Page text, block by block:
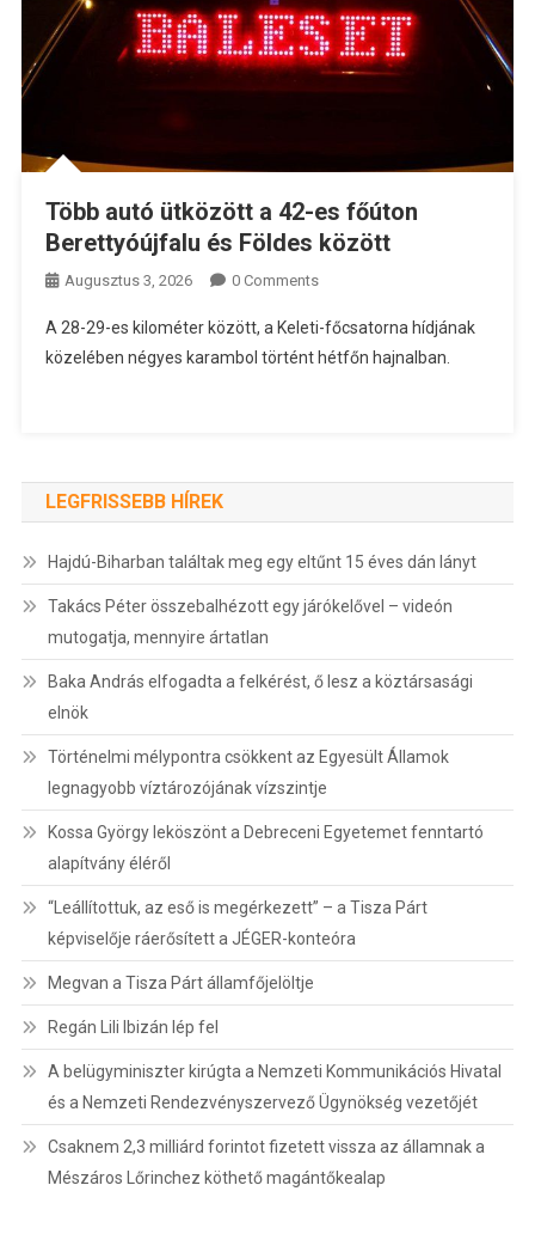
Több autó ütközött a 42-es főúton
Berettyóújfalu és Földes között
Augusztus 3, 2026 0 Comments
A 28-29-es kilométer között, a Keleti-főcsatorna hídjának
közelében négyes karambol történt hétfőn hajnalban.
LEGFRISSEBB HÍREK
Hajdú-Biharban találtak meg egy eltűnt 15 éves dán lányt
Takács Péter összebalhézott egy járókelővel – videón
mutogatja, mennyire ártatlan
Baka András elfogadta a felkérést, ő lesz a köztársasági
elnök
Történelmi mélypontra csökkent az Egyesült Államok
legnagyobb víztározójának vízszintje
Kossa György leköszönt a Debreceni Egyetemet fenntartó
alapítvány éléről
“Leállítottuk, az eső is megérkezett” – a Tisza Párt
képviselője ráerősített a JÉGER-konteóra
Megvan a Tisza Párt államfőjelöltje
Regán Lili Ibizán lép fel
A belügyminiszter kirúgta a Nemzeti Kommunikációs Hivatal
és a Nemzeti Rendezvényszervező Ügynökség vezetőjét
Csaknem 2,3 milliárd forintot fizetett vissza az államnak a
Mészáros Lőrinchez köthető magántőkealap